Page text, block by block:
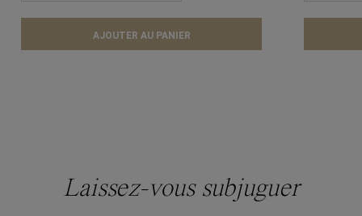
AJOUTER AU PANIER
Laissez-vous subjuguer